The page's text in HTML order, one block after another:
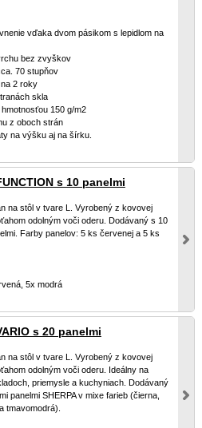
vďaka dvom pásikom s lepidlom na
bez zvyškov
70 stupňov
2 roky
skla
150 g/m2
z oboch strán
na výšku aj na šírku.
s 10 panelmi
na stôl v tvare L. Vyrobený z kovovej
odolným voči oderu. Dodávaný s 10
Farby panelov: 5 ks červenej a 5 ks
5x modrá
s 20 panelmi
na stôl v tvare L. Vyrobený z kovovej
odolným voči oderu. Ideálny na
priemysle a kuchyniach. Dodávaný
panelmi SHERPA v mixe farieb (čierna,
tmavomodrá).